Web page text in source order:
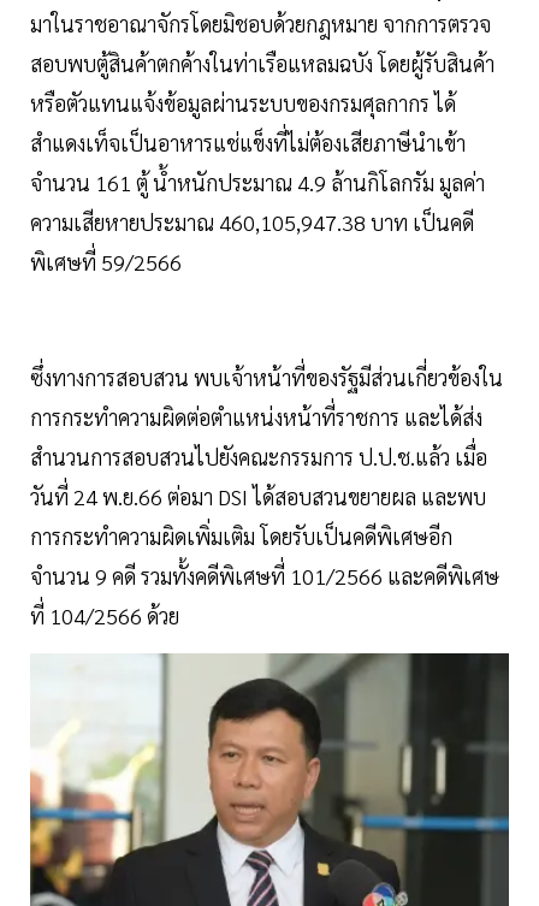
มาในราชอาณาจักรโดยมิชอบด้วยกฎหมาย จากการตรวจ
สอบพบตู้สินค้าตกค้างในท่าเรือแหลมฉบัง โดยผู้รับสินค้า
หรือตัวแทนแจ้งข้อมูลผ่านระบบของกรมศุลกากร ได้
สำแดงเท็จเป็นอาหารแช่แข็งที่ไม่ต้องเสียภาษีนำเข้า
จำนวน 161 ตู้ น้ำหนักประมาณ 4.9 ล้านกิโลกรัม มูลค่า
ความเสียหายประมาณ 460,105,947.38 บาท เป็นคดี
พิเศษที่ 59/2566
ซึ่งทางการสอบสวน พบเจ้าหน้าที่ของรัฐมีส่วนเกี่ยวข้องใน
การกระทำความผิดต่อตำแหน่งหน้าที่ราชการ และได้ส่ง
สำนวนการสอบสวนไปยังคณะกรรมการ ป.ป.ช.แล้ว เมื่อ
วันที่ 24 พ.ย.66 ต่อมา DSI ได้สอบสวนขยายผล และพบ
การกระทำความผิดเพิ่มเติม โดยรับเป็นคดีพิเศษอีก
จำนวน 9 คดี รวมทั้งคดีพิเศษที่ 101/2566 และคดีพิเศษ
ที่ 104/2566 ด้วย